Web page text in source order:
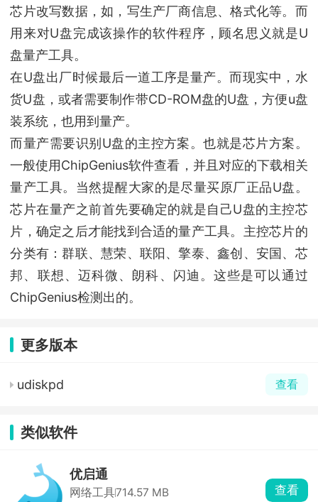
芯片改写数据，如，写生产厂商信息、格式化等。而
用来对U盘完成该操作的软件程序，顾名思义就是U
盘量产工具。
在U盘出厂时候最后一道工序是量产。而现实中，水
货U盘，或者需要制作带CD-ROM盘的U盘，方便u盘
装系统，也用到量产。
而量产需要识别U盘的主控方案。也就是芯片方案。
一般使用ChipGenius软件查看，并且对应的下载相关
量产工具。当然提醒大家的是尽量买原厂正品U盘。
芯片在量产之前首先要确定的就是自己U盘的主控芯
片，确定之后才能找到合适的量产工具。主控芯片的
分类有：群联、慧荣、联阳、擎泰、鑫创、安国、芯
邦、联想、迈科微、朗科、闪迪。这些是可以通过
ChipGenius检测出的。
更多版本
udiskpd 查看
类似软件
优启通
网络工具714.57 MB
查看